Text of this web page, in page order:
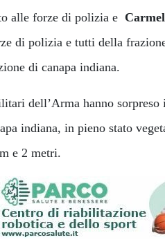
alle forze di polizia e
di polizia e tutti della
di canapa indiana.
dell’Arma hanno sorpreso
indiana, in pieno stato
e 2 metri.